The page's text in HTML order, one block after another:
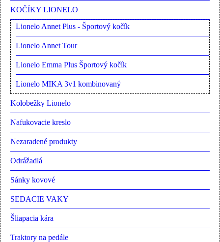
KOČÍKY LIONELO
Lionelo Annet Plus - Športový kočík
Lionelo Annet Tour
Lionelo Emma Plus Športový kočík
Lionelo MIKA 3v1 kombinovaný
Kolobežky Lionelo
Nafukovacie kreslo
Nezaradené produkty
Odrážadlá
Sánky kovové
SEDACIE VAKY
Šliapacia kára
Traktory na pedále